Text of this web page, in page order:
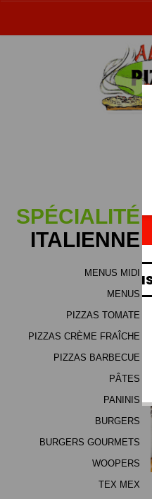
SPÉCIALITÉ
ITALIENNE
MENUS MIDI
MENUS
PIZZAS TOMATE
PIZZAS CRÈME FRAÎCHE
PIZZAS BARBECUE
PÂTES
PANINIS
BURGERS
BURGERS GOURMETS
WOOPERS
TEX MEX